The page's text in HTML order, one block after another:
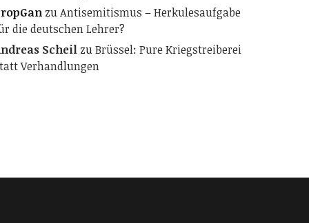
zuAntisemitismus – Herkulesaufgabe
die deutschen Lehrer?
ScheilzuBrüssel: Pure Kriegstreiberei
Verhandlungen